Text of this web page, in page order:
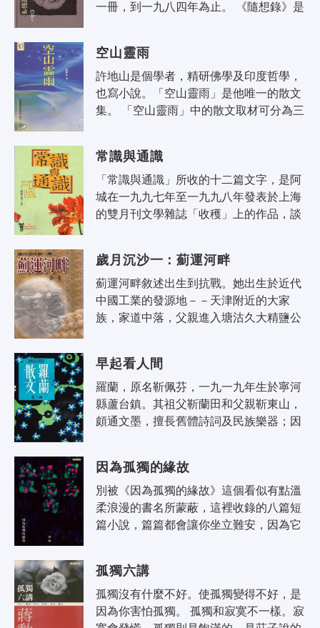
一冊，到一九八四年為止。 《隨想錄》是
空山靈雨
許地山是個學者，精研佛學及印度哲學，
也寫小說。「空山靈雨」是他唯一的散文
集。 「空山靈雨」中的散文取材可分為三
常識與通識
「常識與通識」所收的十二篇文字，是阿
城在一九九七年至一九九八年發表於上海
的雙月刊文學雜誌「收穫」上的作品，談
的..
歲月沉沙一：薊運河畔
薊運河畔敘述出生到抗戰。她出生於近代
中國工業的發源地－－天津附近的大家
族，家道中落，父親進入塘沽久大精鹽公
充..
早起看人間
羅蘭，原名靳佩芬，一九一九年生於寧河
縣蘆台鎮。其祖父靳蘭田和父親靳東山，
頗通文墨，擅長舊體詩詞及民族樂器；因
蒙，..
因為孤獨的緣故
別被《因為孤獨的緣故》這個看似有點溫
柔浪漫的書名所蒙蔽，這裡收錄的八篇短
篇小說，篇篇都會讓你坐立難安，因為它
孤獨六講
孤獨沒有什麼不好。使孤獨變得不好，是
因為你害怕孤獨。 孤獨和寂寞不一樣。寂